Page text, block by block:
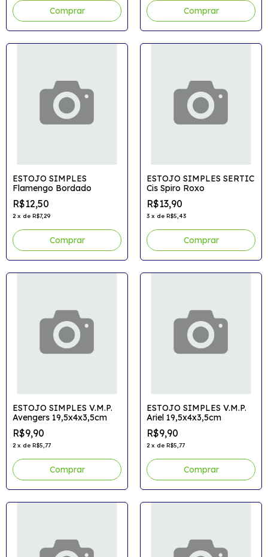
Comprar
ESTOJO SIMPLES
Flamengo Bordado
R$12,50
2 x de R$7,29
ESTOJO SIMPLES SERTIC
Cis Spiro Roxo
R$13,90
3 x de R$5,43
ESTOJO SIMPLES V.M.P.
Avengers 19,5x4x3,5cm
R$9,90
2 x de R$5,77
ESTOJO SIMPLES V.M.P.
Ariel 19,5x4x3,5cm
R$9,90
2 x de R$5,77